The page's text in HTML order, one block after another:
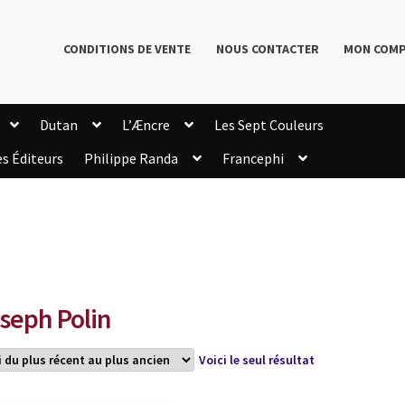
CONDITIONS DE VENTE NOUS CONTACTER MON
Dutan L’Æncre
Les Sept Couleurs
Éditeurs Philippe Randa
Francephi
Polin
Voici le seul résultat